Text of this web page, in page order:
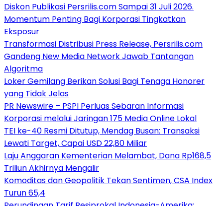
Diskon Publikasi Persrilis.com Sampai 31 Juli 2026.
Momentum Penting Bagi Korporasi Tingkatkan
Eksposur
Transformasi Distribusi Press Release, Persrilis.com
Gandeng New Media Network Jawab Tantangan
Algoritma
Loker Gemilang Berikan Solusi Bagi Tenaga Honorer
yang Tidak Jelas
PR Newswire – PSPI Perluas Sebaran Informasi
Korporasi melalui Jaringan 175 Media Online Lokal
TEI ke-40 Resmi Ditutup, Mendag Busan: Transaksi
Lewati Target, Capai USD 22,80 Miliar
Laju Anggaran Kementerian Melambat, Dana Rp168,5
Triliun Akhirnya Mengalir
Komoditas dan Geopolitik Tekan Sentimen, CSA Index
Turun 65,4